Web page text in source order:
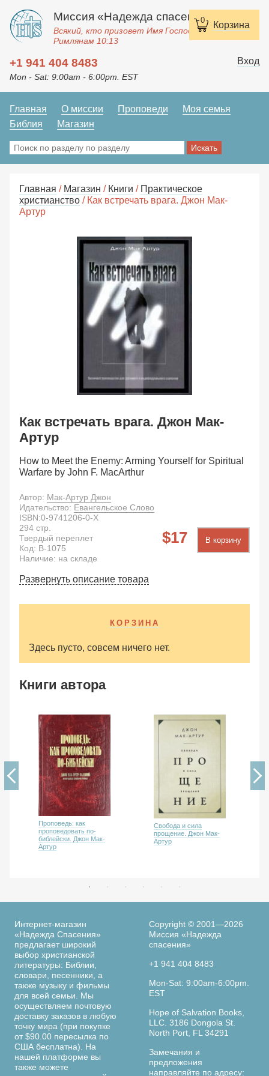
0 Корзина
Миссия «Надежда спасения»
Всякий, кто призовет Имя Господне, спасется.
Римлянам 10:13
+1 941 404 8483
Mon - Sat: 9:00am - 6:00pm. EST
Вход
Главная О миссии Проповеди
Моя семья
Библия
Магазин
Главная / Магазин / Книги / Практическое
христианство / Как встречать врага. Джон Мак-
Артур
Как встречать врага. Джон Мак-
Артур
How to Meet the Enemy: Arming Yourself for Spiritual
Warfare by John F. MacArthur
Автор: Мак-Артур Джон
Идательство: Евангельское Слово
17 В корзину
ISBN:0-9741206-0-X
294 стр.
Твердый переплет
Код: B-1075
Наличие: на складе
Развернуть описание товара
КОРЗИНА
Здесь пусто, совсем ничего нет.
Книги автора
Проповедь: как
проповедовать по-
библейски. Джон Мак-
Артур
Свобода и сила
прощение. Джон Мак-
Артур
Интернет-магазин
«Надежда Спасения»
предлагает широкий
выбор христианской
литературы: Библии,
словари, песенники, а
также музыку и фильмы
для всей семьи. Мы
осуществляем почтовую
доставку заказов в любую
точку мира (при покупке
от $90.00 пересылка по
США бесплатна). На
нашей платформе вы
также можете
Copyright © 2001—2026
Миссия «Надежда
спасения»
+1 941 404 8483
Mon-Sat: 9:00am-6:00pm.
EST
Hope of Salvation Books,
LLC. 3186 Dongola St.
North Port, FL 34291
Замечания и
предложения
направляйте по адресу: